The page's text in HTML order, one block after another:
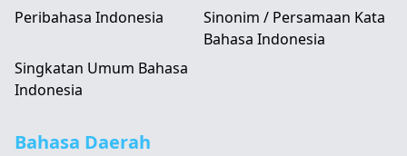
Peribahasa Indonesia
Sinonim / Persamaan Kata
Bahasa Indonesia
Singkatan Umum Bahasa
Indonesia
Bahasa Daerah